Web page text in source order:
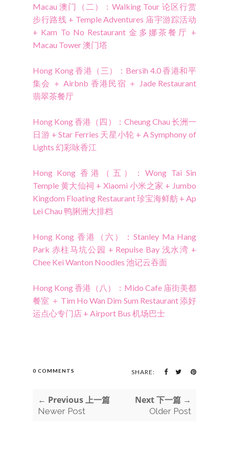
Macau 澳门（二）：Walking Tour 论区行赏
步行路线 + Temple Adventures 庙宇游踪活动
+ Kam To No Restaurant 金多娜茶餐厅 +
Macau Tower 澳门塔
Hong Kong 香港（三）：Bersih 4.0 香港和平
集会 ＋ Airbnb 香港民宿 ＋ Jade Restaurant
翡翠茶餐厅
Hong Kong 香港（四）：Cheung Chau 长洲一
日游 + Star Ferries 天星小轮 + A Symphony of
Lights 幻彩咏香江
Hong Kong 香港（五）：Wong Tai Sin
Temple 黄大仙祠 + Xiaomi 小米之家 + Jumbo
Kingdom Floating Restaurant 珍宝海鲜舫 + Ap
Lei Chau 鸭脷洲大排档
Hong Kong 香港（六）：Stanley Ma Hang
Park 赤柱马坑公园 + Repulse Bay 浅水湾 +
Chee Kei Wanton Noodles 池记云吞面
Hong Kong 香港（八）：Mido Cafe 庙街美都
餐室 ＋ Tim Ho Wan Dim Sum Restaurant 添好
运点心专门店 + Airport Bus 机场巴士
0 COMMENTS SHARE:
← Previous 上一篇
Newer Post
Next 下一篇 →
Older Post